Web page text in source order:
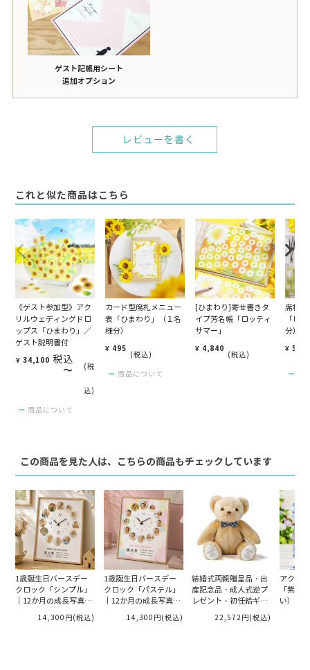
ゲスト記帳用シート
追加オプション
レビューを書く
これと似た商品はこちら
《ゲスト参加型》アク
リルウェディングドロ
ップス「ひまわり」／
ゲスト説明書付
¥ 34,100 税込
〜
税
込
商品について
カード型席札メニュー
表「ひまわり」（１名
様分）
¥ 495
税込
商品について
[ひまわり]寄せ書きタ
イプ芳名帳「ロッティ
サマー」
¥ 4,840
税込
席札
「ヒ
分）
¥ 550
この商品を見た人は、こちらの商品もチェックしています
1歳誕生日バースデー
クロック「シンプル」
｜12か月の成長写真で
14,300円(税込)
1歳誕生日バースデー
クロック「パステル」
｜12か月の成長写真で
14,300円(税込)
結婚式両親贈呈品・出
産記念品・成人式逆プ
レゼント・初任給ギフ
ト・体重ベア・ウェイ
トベア「キャメリーマ
22,572円(税込)
アクリ
「紫陽
い）」